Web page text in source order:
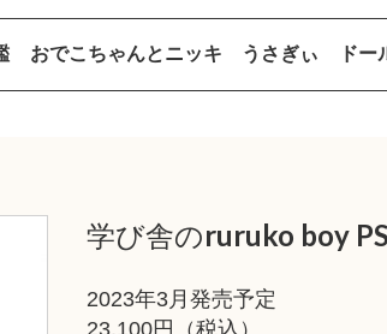
おでこちゃんとニッキ うさぎぃ ド
学び舎のruruko boy PS
2023年3月発売予定
23,100円（税込）